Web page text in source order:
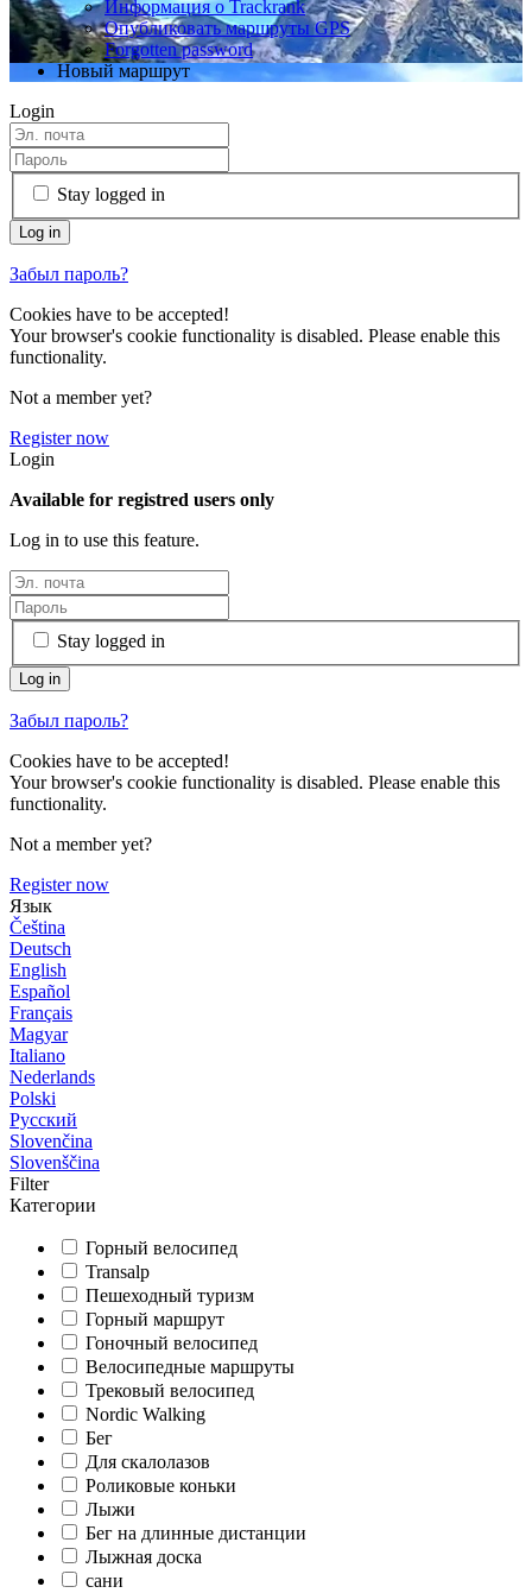
Информация о Trackrank
Опубликовать маршруты GPS
Forgotten password
Новый маршрут
Login
Stay logged in
Забыл пароль?
Cookies have to be accepted!
Your browser's cookie functionality is disabled. Please enable this
functionality.
Not a member yet?
Register now
Login
Available for registred users only
Log in to use this feature.
Stay logged in
Забыл пароль?
Cookies have to be accepted!
Your browser's cookie functionality is disabled. Please enable this
functionality.
Not a member yet?
Register now
Язык
Čeština
Deutsch
English
Español
Français
Magyar
Italiano
Nederlands
Polski
Русский
Slovenčina
Slovenščina
Filter
Категории
Горный велосипед
Transalp
Пешеходный туризм
Горный маршрут
Гоночный велосипед
Велосипедные маршруты
Трековый велосипед
Nordic Walking
Бег
Для скалолазов
Роликовые коньки
Лыжи
Бег на длинные дистанции
Лыжная доска
сани